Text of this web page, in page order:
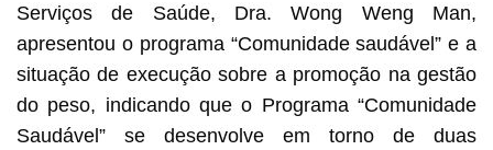
Serviços de Saúde, Dra. Wong Weng Man,
apresentou o programa “Comunidade saudável” e a
situação de execução sobre a promoção na gestão
do peso, indicando que o Programa “Comunidade
Saudável” se desenvolve em torno de duas